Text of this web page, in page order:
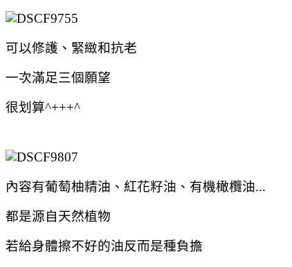
可以修護、緊緻和抗老
一次滿足三個願望
很划算^+++^
內容有葡萄柚精油、紅花籽油、有機橄欖油...
都是源自天然植物
若給身體擦不好的油反而是種負擔